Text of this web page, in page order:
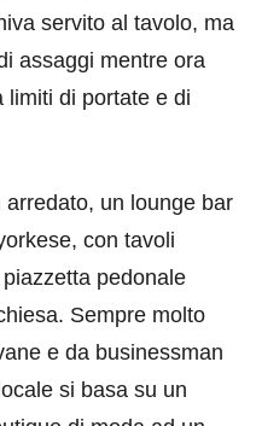
servito al tavolo, ma
assaggi mentre ora
limiti di portate e di
arredato, un lounge bar
con tavoli
pedonale
Sempre molto
e da businessman
si basa su un